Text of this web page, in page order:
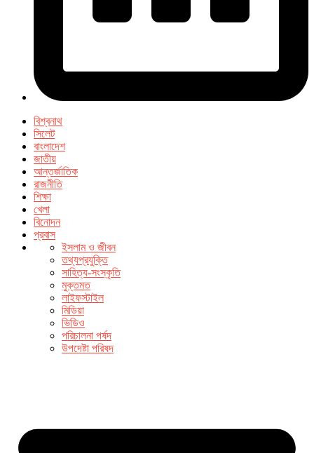
বিশ্বনাথ
সিলেট
বাংলাদেশ
জাতীয়
আন্তর্জাতিক
রাজনীতি
শিক্ষা
খেলা
বিনোদন
প্রবাস
ইসলাম ও জীবন
তথ্যপ্রযুক্তি
সাহিত্য-সংস্কৃতি
মুক্তমত
লাইফস্টাইল
মিডিয়া
ভিডিও
পরিচালনা পর্ষদ
উপদেষ্টা পরিষদ